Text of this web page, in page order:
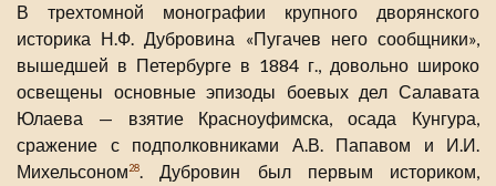
В трехтомной монографии крупного дворянского
историка Н.Ф. Дубровина «Пугачев него сообщники»,
вышедшей в Петербурге в 1884 г., довольно широко
освещены основные эпизоды боевых дел Салавата
Юлаева — взятие Красноуфимска, осада Кунгура,
сражение с подполковниками А.В. Папавом и И.И.
Михельсоном28. Дубровин был первым историком,